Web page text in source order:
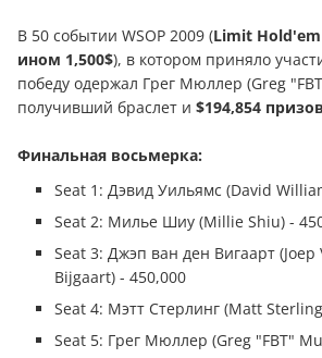
В 50 событии WSOP 2009 (Limit
ином 1,500$), в котором приняло
победу одержал Грег Мюллер (Greg
получивший браслет и $194,854
Финальная восьмерка:
Seat 1: Дэвид Уильямс (David
Seat 2: Милье Шиу (Millie Shiu) -
Seat 3: Джэп ван ден Вигаарт (Joep
Bijgaart) - 450,000
Seat 4: Мэтт Стерлинг (Matt
Seat 5: Грег Мюллер (Greg "FBT"